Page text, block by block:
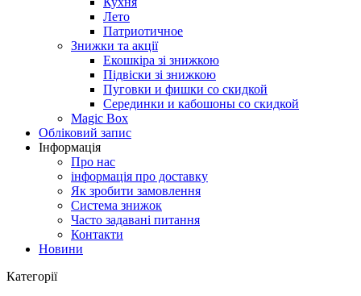
Лето
Патриотичное
Знижки та акції
Екошкіра зі знижкою
Підвіски зі знижкою
Пуговки и фишки со скидкой
Серединки и кабошоны со скидкой
Magic Box
Обліковий запис
Інформація
Про нас
інформація про доставку
Як зробити замовлення
Система знижок
Часто задавані питання
Контакти
Новини
Категорії